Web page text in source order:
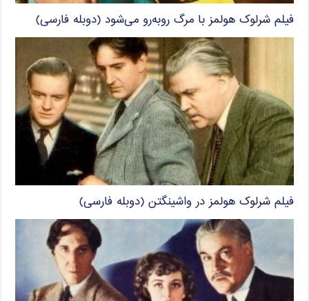
فیلم شرلوک هولمز با مرگ روبه‌رو می‌شود (دوبله فارسی)
فیلم شرلوک هولمز در واشینگتن (دوبله فارسی)